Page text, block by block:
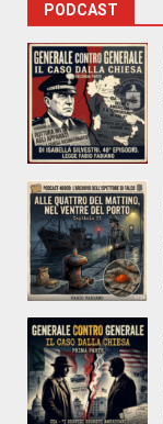
PODCAST